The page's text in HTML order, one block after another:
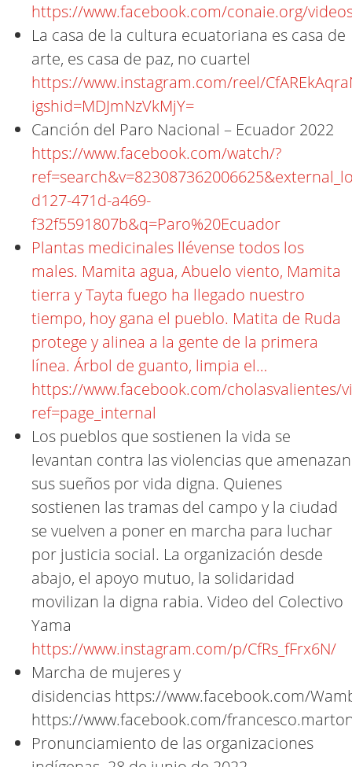
https://www.facebook.com/conaie.org/
La casa de la cultura ecuatoriana es casa de
arte, es casa de paz, no cuartel
https://www.instagram.com/reel/
igshid=MDJmNzVkMjY=
Canción del Paro Nacional – Ecuador 2022
https://www.facebook.com/watch/?
d127-471d-a469-
f32f5591807b&q=Paro%20Ecuador
Plantas medicinales llévense todos los
males. Mamita agua, Abuelo viento, Mamita
tierra y Tayta fuego ha llegado nuestro
tiempo, hoy gana el pueblo. Matita de Ruda
protege y alinea a la gente de la primera
línea. Árbol de guanto, limpia el…
https://www.facebook.com/cholasvalientes/
ref=page_internal
Los pueblos que sostienen la vida se
levantan contra las violencias que amenazan
sus sueños por vida digna. Quienes
sostienen las tramas del campo y la ciudad
se vuelven a poner en marcha para luchar
por justicia social. La organización desde
abajo, el apoyo mutuo, la solidaridad
movilizan la digna rabia. Video del Colectivo
Yama
https://www.instagram.com/p/CfRs_fFrx6N/
Marcha de mujeres y
disidencias https://www.facebook.com/
https://www.facebook.com/
Pronunciamiento de las organizaciones